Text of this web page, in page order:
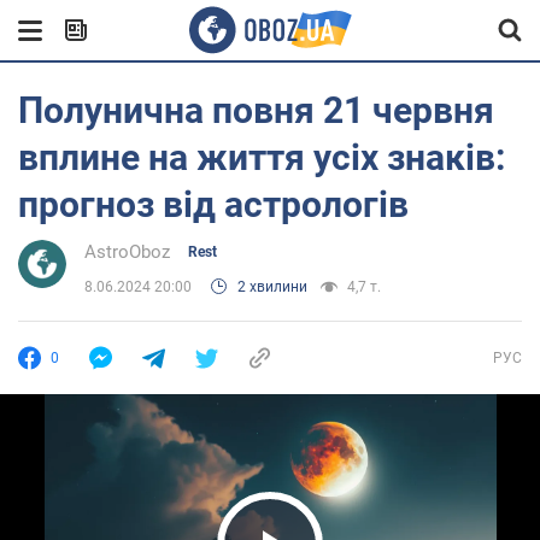
Полунична повня 21 червня
вплине на життя усіх знаків:
прогноз від астрологів
AstroOboz Rest
8.06.2024 20:00 2 хвилини 4,7 т.
0 РУС